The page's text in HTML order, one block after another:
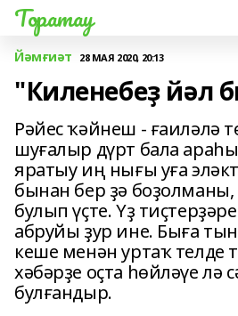
Торатау
Йәмғиәт 28 МАЯ 2020, 20:13
"Киленебеҙ йәл
Рәйес ҡәйнеш - ғаиләлә
шуғалыр дүрт бала
яратыу иң нығы уға
бынан бер ҙә боҙолманы,
булып үҫте. Үҙ
абруйы ҙур ине. Быға
кеше менән уртаҡ телде
хәбәрҙе оҫта һөйләүе лә
булғандыр.